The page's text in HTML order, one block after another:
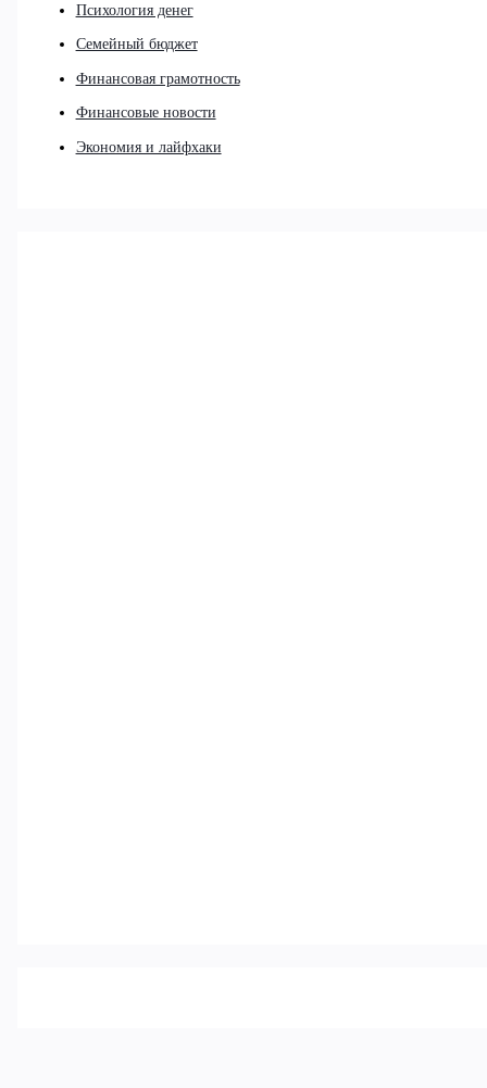
Психология денег
Семейный бюджет
Финансовая грамотность
Финансовые новости
Экономия и лайфхаки